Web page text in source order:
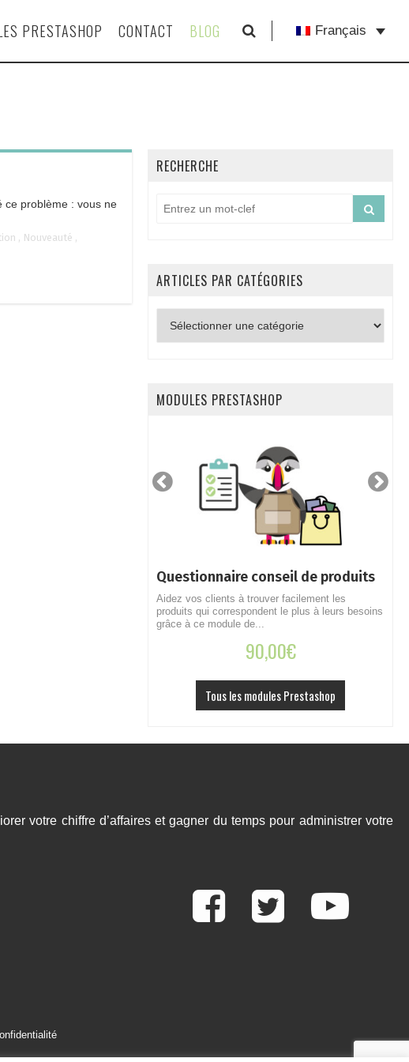
PRESTASHOP CONTACT BLOG Français
ce problème : vous ne
, Nouveauté ,
RECHERCHE
ARTICLES PAR CATÉGORIES
par
MODULES PRESTASHOP
Tous les modules Prestashop
Questionnaire conseil de produits
Aidez vos clients à trouver facilement les
produits qui correspondent le plus à leurs besoins
grâce à ce module de...
90,00€
votre chiffre d’affaires et gagner du temps pour administrer votre